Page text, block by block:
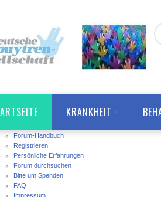
KRANKHEIT
Forum-Handbuch
Registrieren
Persönliche Erfahrungen
Forum durchsuchen
Bitte um Spenden
FAQ
Impressum